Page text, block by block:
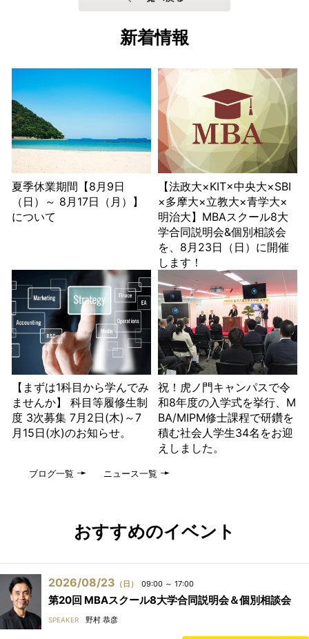
新着情報
夏季休業期間【8月9日
（日）～ 8月17日（月）】
について
【法政大×KIT×中央大×SBI
×多摩大×立教大×青学大×
明治大】MBAスクール8大
学合同説明会&個別相談会
を、8月23日（日）に開催
します！
【まずは1科目から学んでみ
ませんか】 科目等履修生制
度 3次募集 7月2日(木)～7
月15日(水)のお知らせ。
祝！虎ノ門キャンパスで令
和8年度の入学式を挙行、M
BA/MIPM修士課程で研鑽を
積む社会人学生34名をお迎
えしました。
ブログ一覧 ニュース一覧
おすすめのイベント
2026/08/23 （日） 09:00 ～ 17:00
第20回 MBAスクール8大学合同説明会＆個別相談会
SPEAKER 野村 恭彦